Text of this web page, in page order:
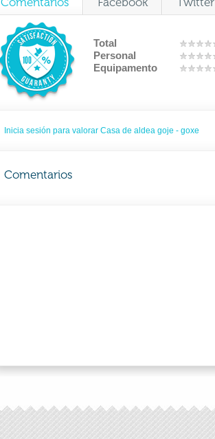
Total
Personal
Equipamento
Inicia sesión para valorar Casa de aldea goje - goxe
Comentarios